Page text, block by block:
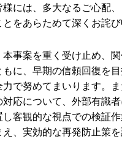
様には、多大なるご心配
をあらためて深くお詫び
本事案を重く受け止め、
もに、早期の信頼回復を
力で努めてまいります。
対応について、外部有識
客観的な視点での検証
、実効的な再発防止策を